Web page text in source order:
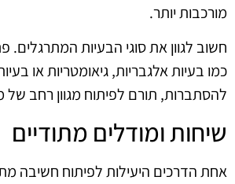
מורכבות יותר.
חשוב לגוון את סוגי הבעיות המתרגלים.
כמו בעיות אלגבריות, גיאומטריות או
להסתברות, תורם לפיתוח מגוון רחב של
שיחות ומודלים מתודיים
אחת הדרכים היעילות לפיתוח חשיבה